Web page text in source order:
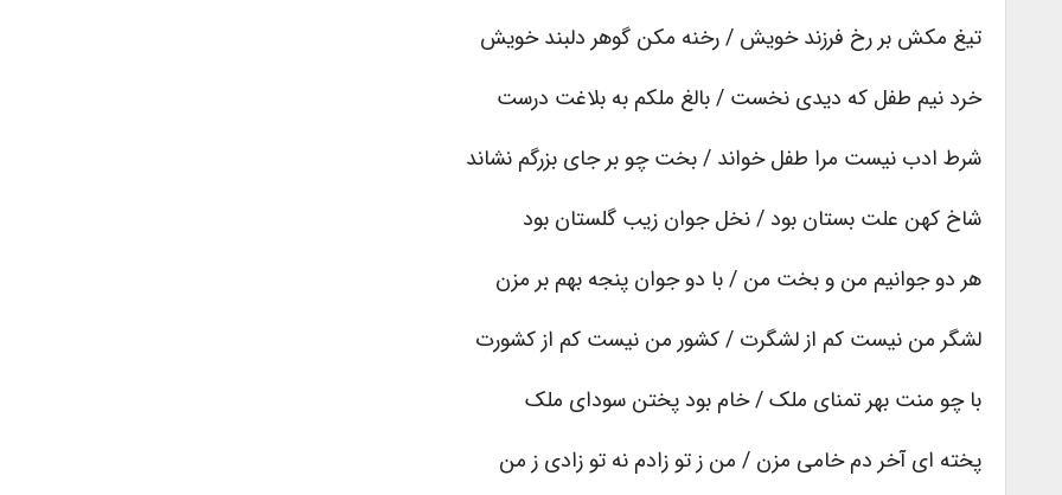
تیغ مکش بر رخ فرزند خویش / رخنه مکن گوهر دلبند خویش
خرد نیم طفل که دیدی نخست / بالغ ملکم به بلاغت درست
شرط ادب نیست مرا طفل خواند / بخت چو بر جای بزرگم نشاند
شاخ کهن علت بستان بود / نخل جوان زیب گلستان بود
هر دو جوانیم من و بخت من / با دو جوان پنجه بهم بر مزن
لشگر من نیست کم از لشگرت / کشور من نیست کم از کشورت
با چو منت بهر تمنای ملک / خام بود پختن سودای ملک
پخته ای آخر دم خامی مزن / من ز تو زادم نه تو زادی ز من